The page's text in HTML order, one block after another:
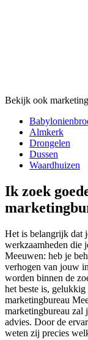
Bekijk ook
Almkerk
Drongelen
Dussen
Waardhuizen
Ik zoek
Het is belangrijk dat
werkzaamheden die
Meeuwen: heb je
verhogen van jouw
worden binnen de
het beste is,
marketingbureau
marketingbureau zal
advies. Door de
weten zij precies